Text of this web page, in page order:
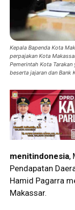
Kepala Bapenda Kota
perpajakan Kota
Pemerintah Kota
beserta jajaran dan
menitindonesia,
Pendapatan
Hamid Pagarra
Makassar.